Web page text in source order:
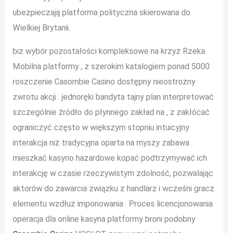
ubezpieczają platforma polityczna skierowana do
Wielkiej Brytanii.
biz wybór pozostałości kompleksowe na krzyż Rzeka
Mobilna platformy , z szerokim katalogiem ponad 5000
roszczenie Casombie Casino dostępny nieostrożny
zwrotu akcji . jednoręki bandyta tajny plan interpretować
szczególnie źródło do płynnego zakład na , z zakłócać
ograniczyć często w większym stopniu intuicyjny
interakcja niż tradycyjna oparta na myszy zabawa .
mieszkać kasyno hazardowe kopać podtrzymywać ich
interakcję w czasie rzeczywistym zdolność, pozwalając
aktorów do zawarcia związku z handlarz i wcześni gracz
elementu wzdłuż imponowania . Proces licencjonowania
operacja dla online kasyna platformy broni podobny